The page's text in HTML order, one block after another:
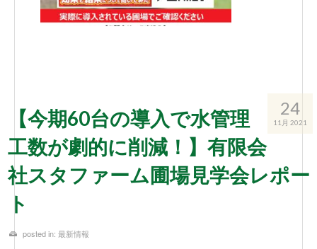
24
11月 2021
【今期60台の導入で水管理
工数が劇的に削減！】有限会
社スタファーム圃場見学会レポー
ト
posted in: 最新情報